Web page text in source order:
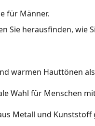
für Männer.
Sie herausfinden, wie
warmen Hauttönen
Wahl für Menschen
Metall und